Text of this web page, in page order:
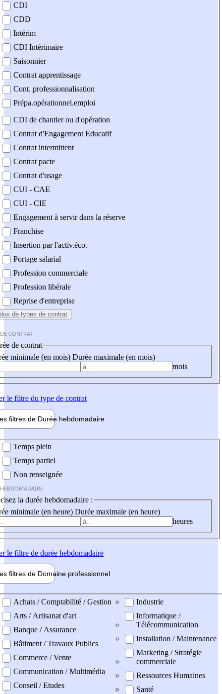
contrat
CDI
CDD
Intérim
CDI Intérimaire
Saisonnier
Contrat apprentissage
Cont. professionnalisation
Prépa.opérationnel.emploi
CDI de chantier ou d'opération
Contrat d'Engagement Educatif
Contrat intermittent
Contrat pacte
Contrat d'usage
CUI - CAE
CUI - CIE
Engagement à servir dans la réserve
Franchise
Insertion par l'activ.éco.
Portage salarial
Profession commerciale
Profession libérale
Reprise d'entreprise
de types de contrat
CONTRAT
de contrat
minimale (en mois) Durée maximale (en mois)
mois
le filtre du type de contrat
filtres de Durée hebdomadaire
Temps plein
Temps partiel
Non renseignée
la durée hebdomadaire :
minimale (en heure) Durée maximale (en heure)
heures
le filtre de durée hebdomadaire
filtres de Domaine professionnel
professionel
Achats / Comptabilité / Gestion
Arts / Artisanat d'art
Banque / Assurance
Bâtiment / Travaux Publics
Commerce / Vente
Communication / Multimédia
Conseil / Etudes
Industrie
Informatique /
Télécommunication
Installation / Maintenance
Marketing / Stratégie
commerciale
Ressources Humaines
Santé